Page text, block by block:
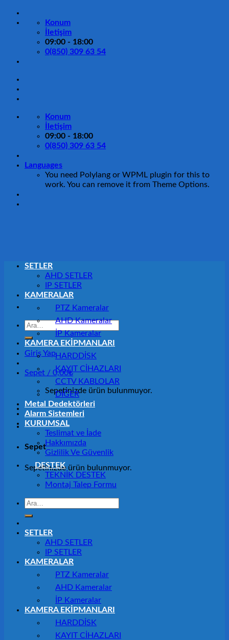
İçeriğe
Konum
İletişim
09:00 - 18:00
0(850) 309 63 54
Konum
İletişim
09:00 - 18:00
0(850) 309 63 54
Languages
You need Polylang or WPML plugin for this to
work. You can remove it from Theme Options.
Ara:
Giriş Yap
Sepet / 0,00₺
Sepetinizde ürün bulunmuyor.
Sepet
Sepetinizde ürün bulunmuyor.
SETLER
AHD SETLER
IP SETLER
KAMERALAR
PTZ Kameralar
AHD Kameralar
İP Kameralar
KAMERA EKİPMANLARI
HARDDİSK
KAYIT CİHAZLARI
CCTV KABLOLAR
DİĞER
Metal Dedektörleri
Alarm Sistemleri
KURUMSAL
Teslimat ve İade
Hakkımızda
Gizlilik Ve Güvenlik
DESTEK
TEKNİK DESTEK
Montaj Talep Formu
Ara:
SETLER
AHD SETLER
IP SETLER
KAMERALAR
PTZ Kameralar
AHD Kameralar
İP Kameralar
KAMERA EKİPMANLARI
HARDDİSK
KAYIT CİHAZLARI